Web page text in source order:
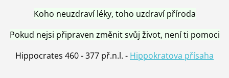
Koho neuzdraví léky, toho uzdraví příroda
Pokud nejsi připraven změnit svůj život, není ti pomoci
Hippocrates 460 - 377 př.n.l. - Hippokratova přísaha